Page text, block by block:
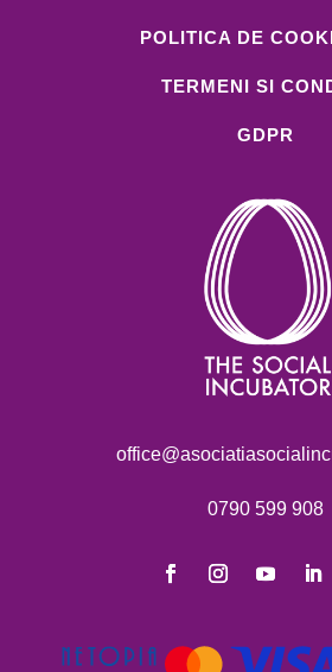
POLITICA DE
TERMENI SI
GDPR
0790 599 908